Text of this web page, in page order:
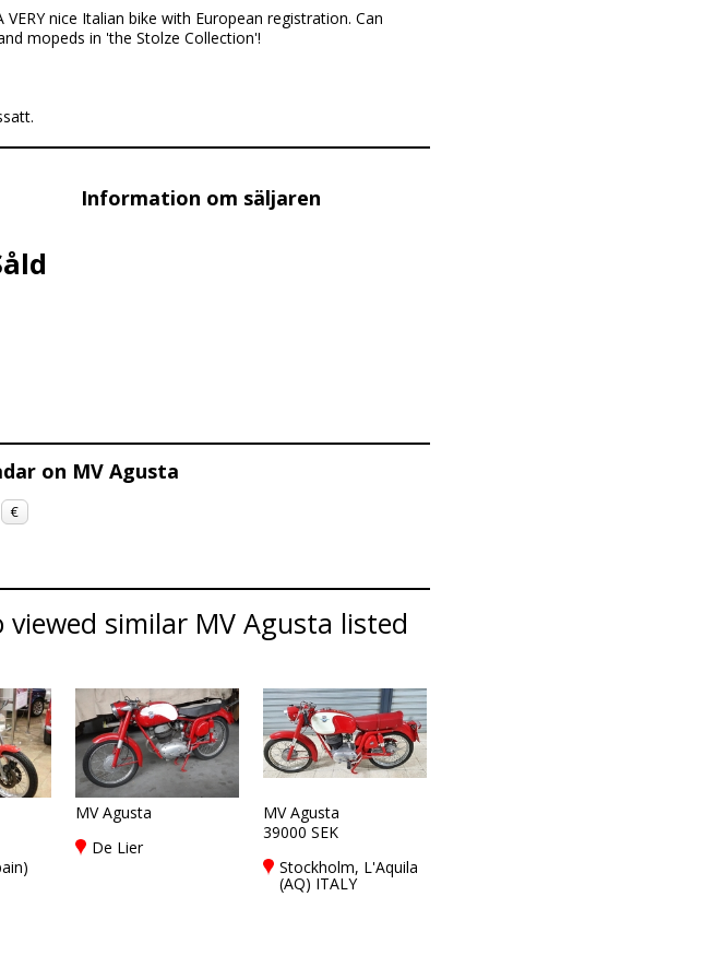
nice Italian bike with European registration. Can
mopeds in 'the Stolze Collection'!
Information om säljaren
on MV Agusta
€
similar MV Agusta listed
MV Agusta
De Lier
MV Agusta
39000 SEK
Stockholm, L'Aquila
(AQ) ITALY